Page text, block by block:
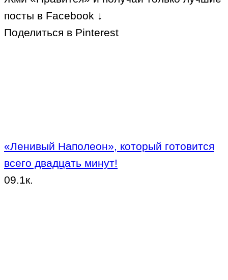
посты в Facebook ↓
Поделиться в Pinterest
«Ленивый Наполеон», который готовится
всего двадцать минут!
09.1к.